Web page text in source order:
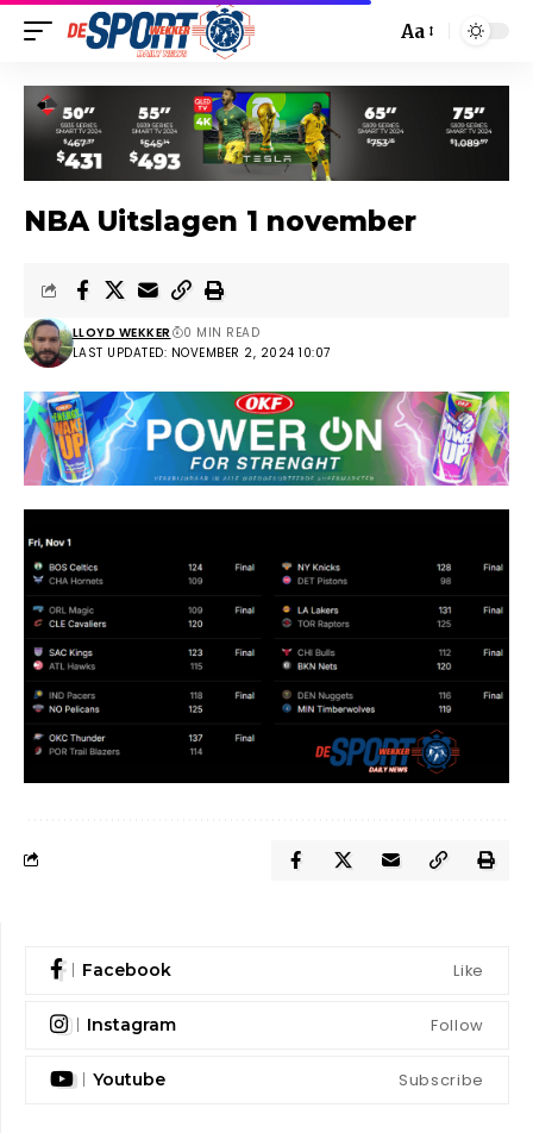
Aa
NBA Uitslagen 1 november
LAST UPDATED: NOVEMBER 2, 2024 10:07
LLOYD WEKKER 0 MIN READ
Facebook Like
Instagram Follow
Youtube Subscribe